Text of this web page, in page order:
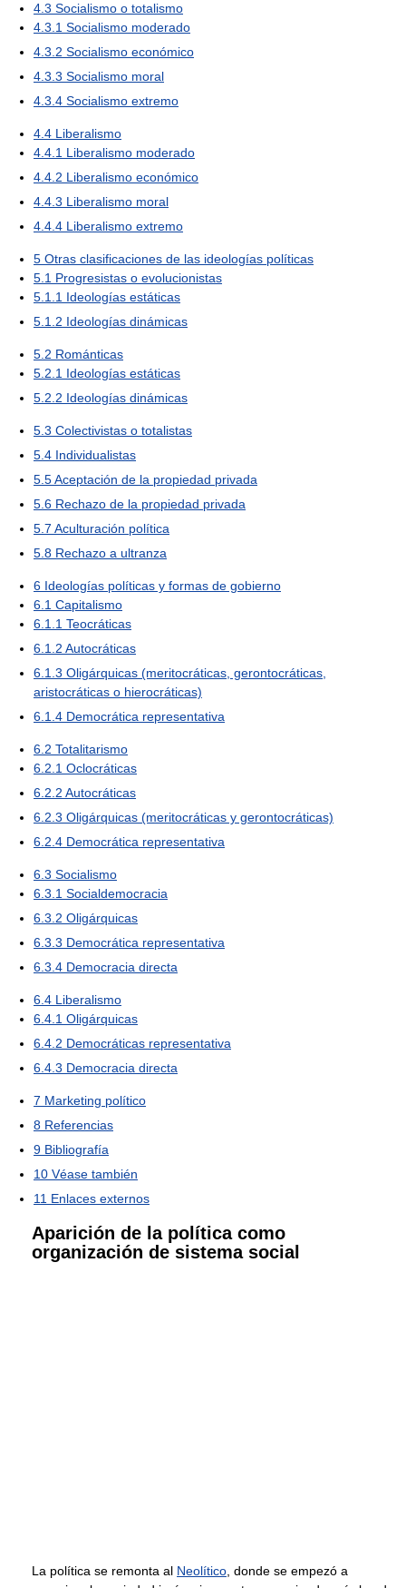
4.3 Socialismo o totalismo
4.3.1 Socialismo moderado
4.3.2 Socialismo económico
4.3.3 Socialismo moral
4.3.4 Socialismo extremo
4.4 Liberalismo
4.4.1 Liberalismo moderado
4.4.2 Liberalismo económico
4.4.3 Liberalismo moral
4.4.4 Liberalismo extremo
5 Otras clasificaciones de las ideologías políticas
5.1 Progresistas o evolucionistas
5.1.1 Ideologías estáticas
5.1.2 Ideologías dinámicas
5.2 Románticas
5.2.1 Ideologías estáticas
5.2.2 Ideologías dinámicas
5.3 Colectivistas o totalistas
5.4 Individualistas
5.5Aceptación de la propiedad privada
5.6 Rechazo de la propiedad privada
5.7 Aculturación política
5.8 Rechazo a ultranza
6 Ideologías políticas y formas de gobierno
6.1 Capitalismo
6.1.1 Teocráticas
6.1.2 Autocráticas
6.1.3 Oligárquicas (meritocráticas, gerontocráticas,
aristocráticas o hierocráticas)
6.1.4 Democrática representativa
6.2 Totalitarismo
6.2.1 Oclocráticas
6.2.2 Autocráticas
6.2.3 Oligárquicas (meritocráticas y gerontocráticas)
6.2.4 Democrática representativa
6.3 Socialismo
6.3.1 Socialdemocracia
6.3.2 Oligárquicas
6.3.3 Democrática representativa
6.3.4 Democracia directa
6.4 Liberalismo
6.4.1 Oligárquicas
6.4.2 Democráticas representativa
6.4.3 Democracia directa
7 Marketing político
8 Referencias
9 Bibliografía
10 Véase también
11 Enlaces externos
Aparición de la política como
organización de sistema social
La política se remonta al Neolítico , donde se empezó a